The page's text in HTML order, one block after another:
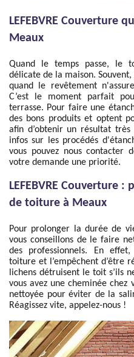
LEFEBVRE Couverture
Meaux
Quand le temps passe, le
délicate de la maison.
quand le revêtement
C’est le moment parfait
terrasse. Pour faire une
des bons produits et optent
afin d’obtenir un résultat très
infos sur les procédés
vous pouvez nous contacter
votre demande une priorité.
LEFEBVRE Couverture
de toiture à Meaux
Pour prolonger la durée de
vous conseillons de le faire
des professionnels. En
toiture et l’empêchent d’être
lichens détruisent le toit s’ils
vous avez une cheminée
nettoyée pour éviter de la
Réagissez vite, appelez-nous !